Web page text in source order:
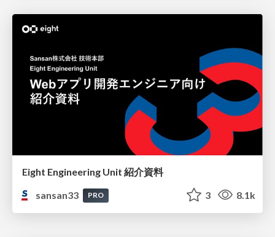
Eight Engineering Unit 紹介資料
sansan33
PRO 3 8.1k